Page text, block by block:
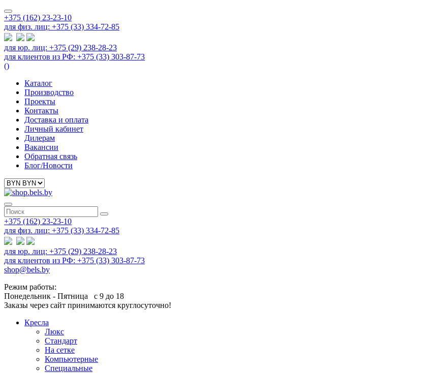
+375 (162) 23-23-10
для физ. лиц: +375 (33) 334-72-85
для юр. лиц: +375 (29) 238-28-23
для клиентов из РФ: +375 (33) 303-87-73
()
Каталог
Производство
Проекты
Контакты
Доставка и оплата
Личный кабинет
Дилерам
Вакансии
Обратная связь
Блог/Новости
+375 (162) 23-23-10
для физ. лиц: +375 (33) 334-72-85
для юр. лиц: +375 (29) 238-28-23
для клиентов из РФ: +375 (33) 303-87-73
shop@bels.by
Режим работы:
Понедельник - Пятница с 9 до 18
Заказы через сайт принимаются круглосуточно!
Кресла
Люкс
Стандарт
На сетке
Компьютерные
Специальные